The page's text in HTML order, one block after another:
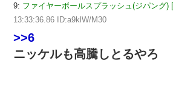
9: ファイヤーボールスプラッシュ(ジパング)
13:33:36.86 ID:a9klW/M30
>>6
ニッケルも高騰しとるやろ